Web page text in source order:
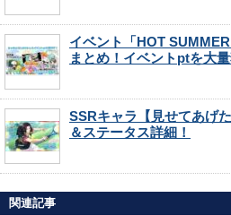
イベント「HOT
まとめ！イベントptを大
SSRキャラ【見せてあげ
＆ステータス詳細！
関連記事